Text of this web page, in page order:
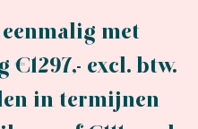
met
€1297,- excl. btw.
in termijnen